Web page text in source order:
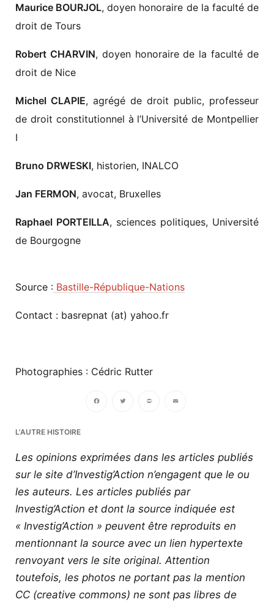
Maurice BOURJOL, doyen honoraire de la faculté de
droit de Tours
Robert CHARVIN, doyen honoraire de la faculté de
droit de Nice
Michel CLAPIE, agrégé de droit public, professeur
de droit constitutionnel à l’Université de Montpellier
I
Bruno DRWESKI, historien, INALCO
Jan FERMON, avocat, Bruxelles
Raphael PORTEILLA, sciences politiques, Université
de Bourgogne
Source : Bastille-République-Nations
Contact : basrepnat (at) yahoo.fr
Photographies : Cédric Rutter
L'AUTRE HISTOIRE
Les opinions exprimées dans les articles publiés
sur le site d’Investig’Action n’engagent que le ou
les auteurs. Les articles publiés par
Investig’Action et dont la source indiquée est
« Investig’Action » peuvent être reproduits en
mentionnant la source avec un lien hypertexte
renvoyant vers le site original. Attention
toutefois, les photos ne portant pas la mention
CC (creative commons) ne sont pas libres de